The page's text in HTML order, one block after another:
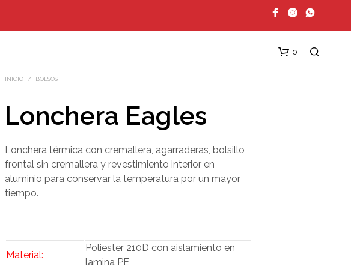
0
INICIO / BOLSOS
Lonchera Eagles
Lonchera térmica con cremallera, agarraderas, bolsillo
frontal sin cremallera y revestimiento interior en
aluminio para conservar la temperatura por un mayor
tiempo.
Material:
Poliester 210D con aislamiento en
lamina PE